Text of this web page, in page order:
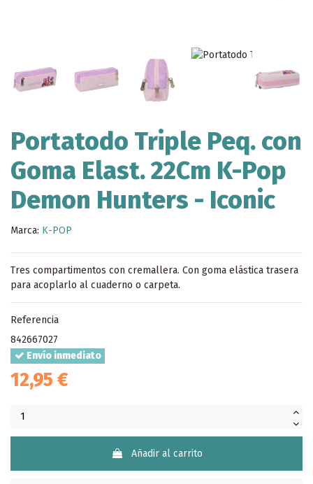
Portatodo Triple Peq. con
Goma Elast. 22Cm K-Pop
Demon Hunters - Iconic
Marca: K-POP
Tres compartimentos con cremallera. Con goma elástica trasera
para acoplarlo al cuaderno o carpeta.
Referencia
842667027
Envío inmediato
12,95 €
Añadir al carrito